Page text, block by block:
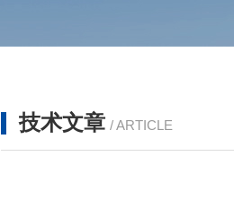
技术文章 / ARTICLE